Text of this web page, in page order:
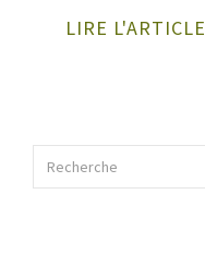
LIRE L'ARTICLE